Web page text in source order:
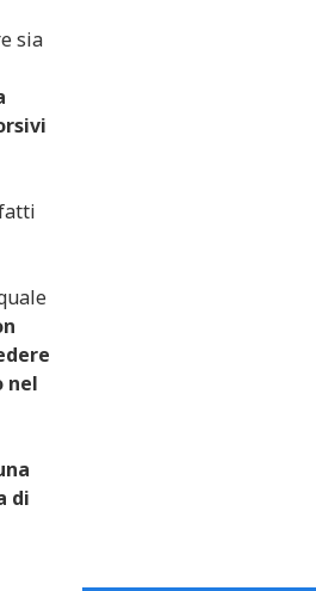
sia
nel
di